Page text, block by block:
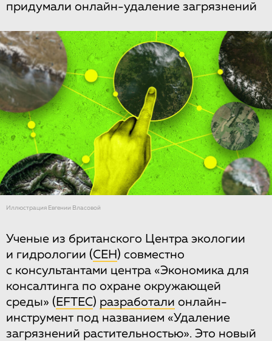
придумали онлайн-удаление загрязнений
Иллюстрация Евгении Власовой
Ученые из британского Центра экологии
и гидрологии (CEH ) совместно
с консультантами центра «Экономика для
консалтинга по охране окружающей
среды» ( EFTEC) разработали онлайн-
инструмент под названием «Удаление
загрязнений растительностью». Это новый